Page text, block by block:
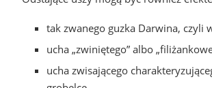
tak zwanego guzka Darwina, czyli
ucha „zwiniętego” albo
ucha zwisającego